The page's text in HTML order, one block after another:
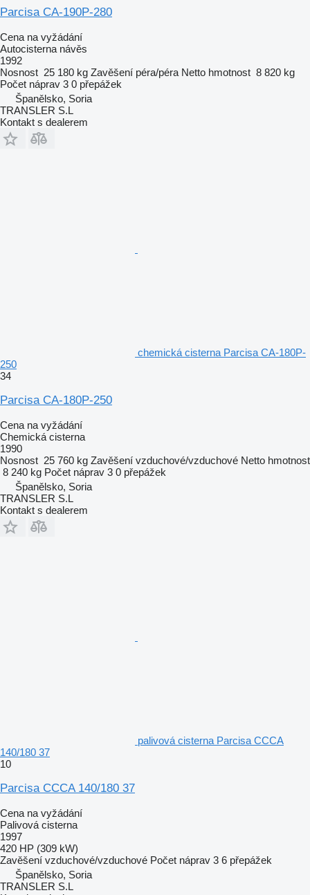
Parcisa CA-190P-280
Cena na vyžádání
Autocisterna návěs
1992
Nosnost 25 180 kg Zavěšení péra/péra Netto hmotnost 8 820 kg
Počet náprav 3 0 přepážek
Španělsko, Soria
TRANSLER S.L
Kontakt s dealerem
chemická cisterna Parcisa CA-180P-
250
34
Parcisa CA-180P-250
Cena na vyžádání
Chemická cisterna
1990
Nosnost 25 760 kg Zavěšení vzduchové/vzduchové Netto hmotnost
8 240 kg Počet náprav 3 0 přepážek
Španělsko, Soria
TRANSLER S.L
Kontakt s dealerem
palivová cisterna Parcisa CCCA
140/180 37
10
Parcisa CCCA 140/180 37
Cena na vyžádání
Palivová cisterna
1997
420 HP (309 kW)
Zavěšení vzduchové/vzduchové Počet náprav 3 6 přepážek
Španělsko, Soria
TRANSLER S.L